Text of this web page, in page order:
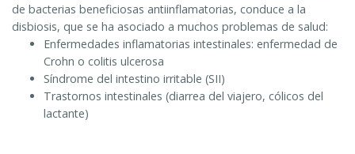
de bacterias beneficiosas antiinflamatorias, conduce a la
disbiosis, que se ha asociado a muchos problemas de salud:
Enfermedades inflamatorias intestinales: enfermedad de
Crohn o colitis ulcerosa
Síndrome del intestino irritable (SII)
Trastornos intestinales (diarrea del viajero, cólicos del
lactante)